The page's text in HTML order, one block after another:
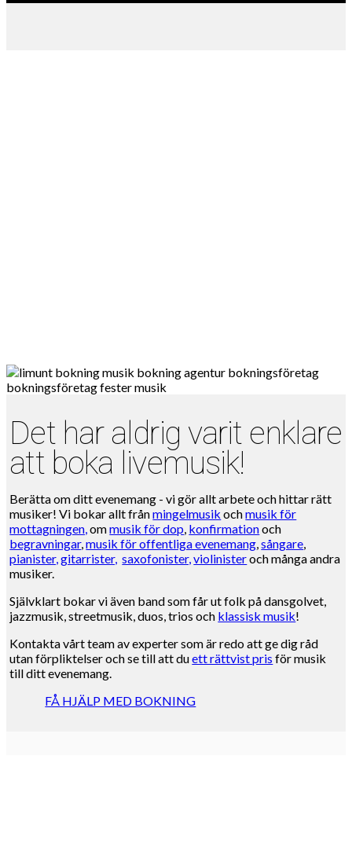
Det har aldrig varit enklare
att boka livemusik!
Berätta om ditt evenemang - vi gör allt arbete och hittar rätt
musiker! Vi bokar allt frånmingelmusik ochmusik för
mottagningen,ommusik för dop, konfirmationoch
begravningar,musik för offentliga evenemang,sångare,
pianister,gitarrister, saxofonister,violinisteroch många andra
musiker.
Självklart bokar vi även band som får ut folk på dansgolvet,
jazzmusik, streetmusik, duos, trios och klassisk musik!
Kontakta vårt team av experter som är redo att ge dig råd
utan förpliktelser och se till att duett rättvist pris för musik
till ditt evenemang.
FÅ HJÄLP MED BOKNING